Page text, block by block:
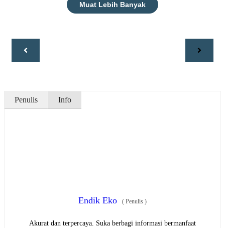
Muat Lebih Banyak
Penulis Info
Endik Eko ( Penulis )
Akurat dan terpercaya. Suka berbagi informasi bermanfaat